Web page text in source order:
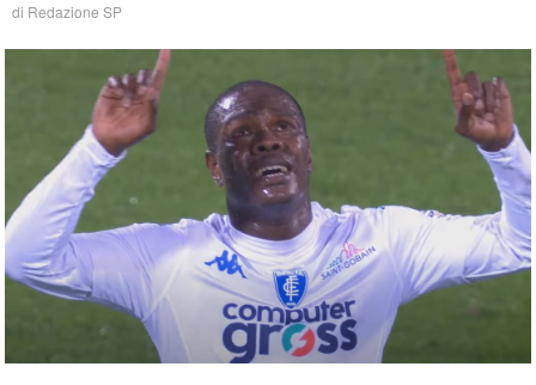
di Redazione SP